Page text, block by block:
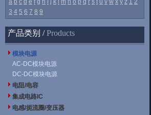
a b c d e f g h i j k m n o p q r s t u v w x y z 1 2
3 4 5 6 7 8 9
产品类别 /Products
模块电源
AC-DC模块电源
DC-DC模块电源
电阻/电容
集成电路IC
电感/扼流圈/变压器